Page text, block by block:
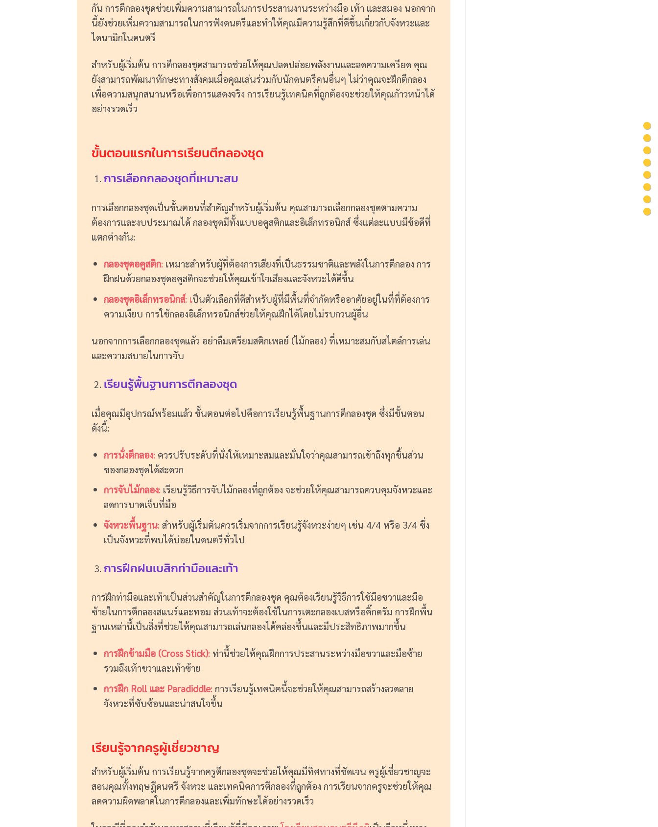
กัน การตีกลองชุดช่วยเพิ่มความสามารถในการประสานงานระหว่างมือ เท้า และสมอง นอกจาก
นี้ยังช่วยเพิ่มความสามารถในการฟังดนตรีและทำให้คุณมีความรู้สึกที่ดีขึ้นเกี่ยวกับจังหวะและ
ไดนามิกในดนตรี
สำหรับผู้เริ่มต้น การตีกลองชุดสามารถช่วยให้คุณปลดปล่อยพลังงานและลดความเครียด คุณ
ยังสามารถพัฒนาทักษะทางสังคมเมื่อคุณเล่นร่วมกับนักดนตรีคนอื่นๆ ไม่ว่าคุณจะฝึกตีกลอง
เพื่อความสนุกสนานหรือเพื่อการแสดงจริง การเรียนรู้เทคนิคที่ถูกต้องจะช่วยให้คุณก้าวหน้าได้
อย่างรวดเร็ว
ขั้นตอนแรกในการเรียนตีกลองชุด
การเลือกกลองชุดที่เหมาะสม
การเลือกกลองชุดเป็นขั้นตอนที่สำคัญสำหรับผู้เริ่มต้น คุณสามารถเลือกกลองชุดตามความ
ต้องการและงบประมาณได้ กลองชุดมีทั้งแบบอคูสติกและอิเล็กทรอนิกส์ ซึ่งแต่ละแบบมีข้อดีที่
แตกต่างกัน:
กลองชุดอคูสติก: เหมาะสำหรับผู้ที่ต้องการเสียงที่เป็นธรรมชาติและพลังในการตีกลอง การ
ฝึกฝนด้วยกลองชุดอคูสติกจะช่วยให้คุณเข้าใจเสียงและจังหวะได้ดีขึ้น
กลองชุดอิเล็กทรอนิกส์: เป็นตัวเลือกที่ดีสำหรับผู้ที่มีพื้นที่จำกัดหรืออาศัยอยู่ในที่ที่ต้องการ
ความเงียบ การใช้กลองอิเล็กทรอนิกส์ช่วยให้คุณฝึกได้โดยไม่รบกวนผู้อื่น
นอกจากการเลือกกลองชุดแล้ว อย่าลืมเตรียมสติกเพลย์ (ไม้กลอง) ที่เหมาะสมกับสไตล์การเล่น
และความสบายในการจับ
เรียนรู้พื้นฐานการตีกลองชุด
เมื่อคุณมีอุปกรณ์พร้อมแล้ว ขั้นตอนต่อไปคือการเรียนรู้พื้นฐานการตีกลองชุด ซึ่งมีขั้นตอน
ดังนี้:
การนั่งตีกลอง: ควรปรับระดับที่นั่งให้เหมาะสมและมั่นใจว่าคุณสามารถเข้าถึงทุกชิ้นส่วน
ของกลองชุดได้สะดวก
การจับไม้กลอง: เรียนรู้วิธีการจับไม้กลองที่ถูกต้อง จะช่วยให้คุณสามารถควบคุมจังหวะและ
ลดการบาดเจ็บที่มือ
จังหวะพื้นฐาน: สำหรับผู้เริ่มต้นควรเริ่มจากการเรียนรู้จังหวะง่ายๆ เช่น 4/4 หรือ 3/4 ซึ่ง
เป็นจังหวะที่พบได้บ่อยในดนตรีทั่วไป
การฝึกฝนเบสิกท่ามือและเท้า
การฝึกท่ามือและเท้าเป็นส่วนสำคัญในการตีกลองชุด คุณต้องเรียนรู้วิธีการใช้มือขวาและมือ
ซ้ายในการตีกลองสแนร์และทอม ส่วนเท้าจะต้องใช้ในการเตะกลองเบสหรือคิ๊กดรัม การฝึกพื้น
ฐานเหล่านี้เป็นสิ่งที่ช่วยให้คุณสามารถเล่นกลองได้คล่องขึ้นและมีประสิทธิภาพมากขึ้น
การฝึกข้ามมือ (Cross Stick): ท่านี้ช่วยให้คุณฝึกการประสานระหว่างมือขวาและมือซ้าย
รวมถึงเท้าขวาและเท้าซ้าย
การฝึก Roll และ Paradiddle: การเรียนรู้เทคนิคนี้จะช่วยให้คุณสามารถสร้างลวดลาย
จังหวะที่ซับซ้อนและน่าสนใจขึ้น
เรียนรู้จากครูผู้เชี่ยวชาญ
สำหรับผู้เริ่มต้น การเรียนรู้จากครูตีกลองชุดจะช่วยให้คุณมีทิศทางที่ชัดเจน ครูผู้เชี่ยวชาญจะ
สอนคุณทั้งทฤษฎีดนตรี จังหวะ และเทคนิคการตีกลองที่ถูกต้อง การเรียนจากครูจะช่วยให้คุณ
ลดความผิดพลาดในการตีกลองและเพิ่มทักษะได้อย่างรวดเร็ว